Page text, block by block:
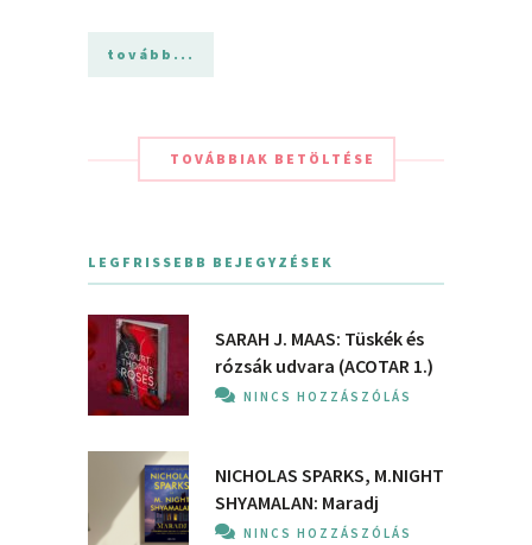
tovább...
TOVÁBBIAK BETÖLTÉSE
LEGFRISSEBB BEJEGYZÉSEK
SARAH J. MAAS: Tüskék és
rózsák udvara (ACOTAR 1.)
NINCS HOZZÁSZÓLÁS
NICHOLAS SPARKS, M.NIGHT
SHYAMALAN: Maradj
NINCS HOZZÁSZÓLÁS